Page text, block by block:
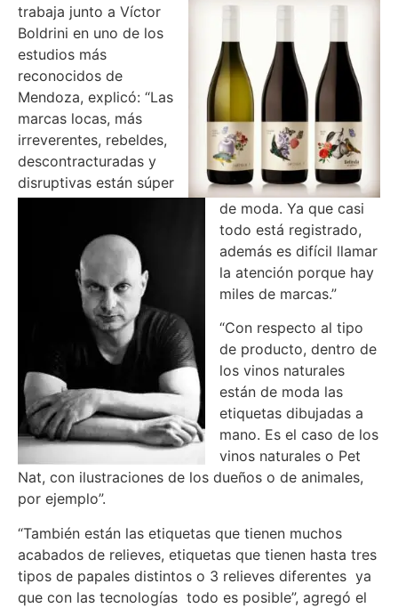
trabaja junto a Víctor
Boldrini en uno de los
estudios más
reconocidos de
Mendoza, explicó: “Las
marcas locas, más
irreverentes, rebeldes,
descontracturadas y
disruptivas están súper
de moda. Ya que casi
todo está registrado,
además es difícil llamar
la atención porque hay
miles de marcas.”
“Con respecto al tipo
de producto, dentro de
los vinos naturales
están de moda las
etiquetas dibujadas a
mano. Es el caso de los
vinos naturales o Pet
Nat, con ilustraciones de los dueños o de animales,
por ejemplo”.
“También están las etiquetas que tienen muchos
acabados de relieves, etiquetas que tienen hasta tres
tipos de papales distintos o 3 relieves diferentes ya
que con las tecnologías todo es posible”, agregó el